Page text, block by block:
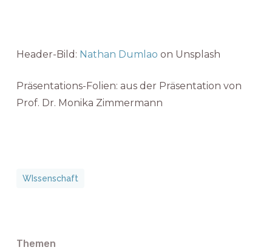
Header-Bild: Nathan Dumlao on Unsplash
Präsentations-Folien: aus der Präsentation von
Prof. Dr. Monika Zimmermann
WIssenschaft
Themen